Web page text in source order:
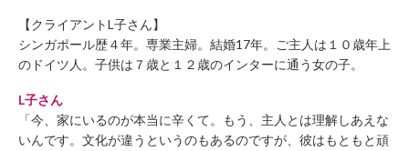
【クライアントL子さん】
シンガポール歴４年。専業主婦。結婚17年。ご主人は１０歳年上
のドイツ人。子供は７歳と１２歳のインターに通う女の子。
L子さん
「今、家にいるのが本当に辛くて。もう、主人とは理解しあえな
いんです。文化が違うというのもあるのですが、彼はもともと頑